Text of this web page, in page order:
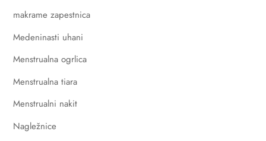
makrame zapestnica
Medeninasti uhani
Menstrualna ogrlica
Menstrualna tiara
Menstrualni nakit
Nagležnice